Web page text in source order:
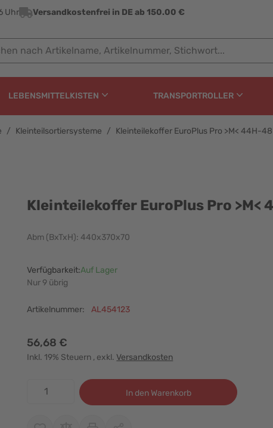
Uhr Versandkostenfrei in DE ab 150.00 €
nach Artikelname, Artikelnummer, Stichwort...
LEBENSMITTELKISTEN TRANSPORTROLLER
/ Kleinteilsortiersysteme / Kleinteilekoffer EuroPlus Pro >M< 44H-
Pro >M< 44H-48-
Kleinteilekoffer EuroPlus Pro >M<
Abm (BxTxH): 440x370x70
Verfügbarkeit:Auf Lager
Nur 9 übrig
Artikelnummer: AL454123
56,68 €
Inkl. 19% Steuern , exkl. Versandkosten
In den Warenkorb